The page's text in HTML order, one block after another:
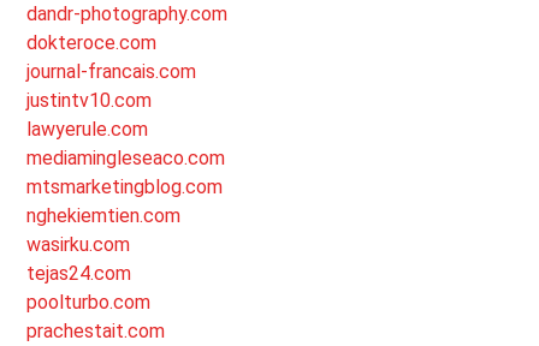
dandr-photography.com
dokteroce.com
journal-francais.com
justintv10.com
lawyerule.com
mediamingleseaco.com
mtsmarketingblog.com
nghekiemtien.com
wasirku.com
tejas24.com
poolturbo.com
prachestait.com